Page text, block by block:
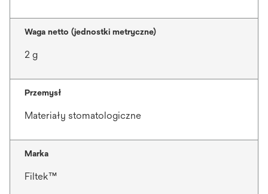
Waga netto (jednostki metryczne)
2 g
Przemysł
Materiały stomatologiczne
Marka
Filtek™